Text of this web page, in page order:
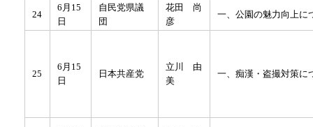
24
6月15
日
自民党県議
団
花田 尚
彦
一、公園の魅力向上に
25
6月15
日
日本共産党
立川 由
美
一、痴漢・盗撮対策に